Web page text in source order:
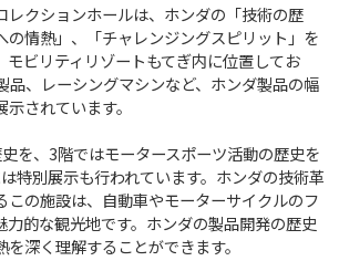
レクションホールは、ホンダの「技術の歴
の情熱」、「チャレンジングスピリット」を
モビリティリゾートもてぎ内に位置してお
品、レーシングマシンなど、ホンダ製品の幅
されています。
を、3階ではモータースポーツ活動の歴史を
特別展示も行われています。ホンダの技術革
この施設は、自動車やモーターサイクルのフ
力的な観光地です。ホンダの製品開発の歴史
深く理解することができます。